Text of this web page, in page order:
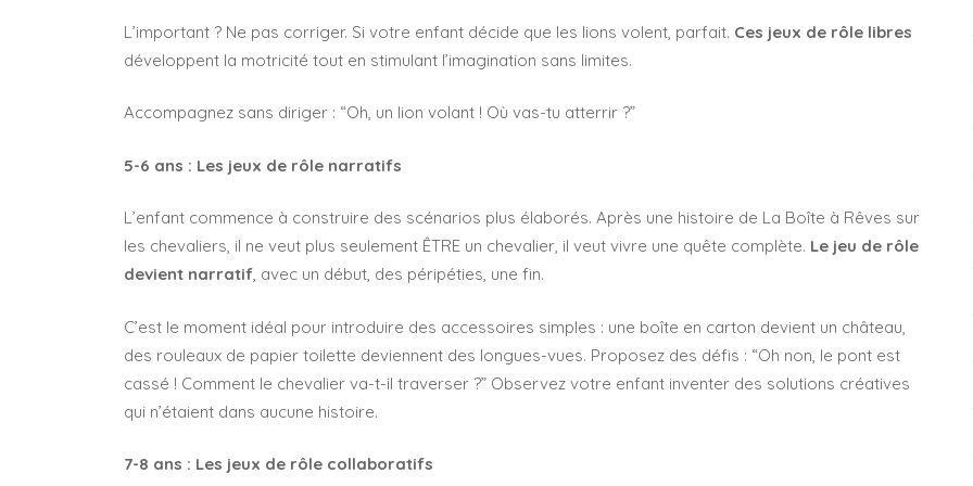
L’important ? Ne pas corriger. Si votre enfant décide que les lions volent, parfait. Ces jeux de rôle libres
développent la motricité tout en stimulant l’imagination sans limites.
Accompagnez sans diriger : “Oh, un lion volant ! Où vas-tu atterrir ?”
5-6 ans : Les jeux de rôle narratifs
L’enfant commence à construire des scénarios plus élaborés. Après une histoire de La Boîte à Rêves sur
les chevaliers, il ne veut plus seulement ÊTRE un chevalier, il veut vivre une quête complète. Le jeu de rôle
devient narratif, avec un début, des péripéties, une fin.
C’est le moment idéal pour introduire des accessoires simples : une boîte en carton devient un château,
des rouleaux de papier toilette deviennent des longues-vues. Proposez des défis : “Oh non, le pont est
cassé ! Comment le chevalier va-t-il traverser ?” Observez votre enfant inventer des solutions créatives
qui n’étaient dans aucune histoire.
7-8 ans : Les jeux de rôle collaboratifs